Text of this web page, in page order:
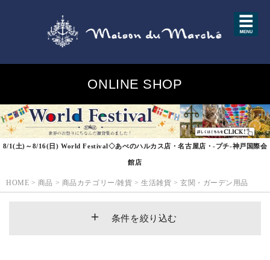
ONLINE SHOP
8/1(土)～8/16(日) World Festival◇あべのハルカス店・名古屋店・-プチ-神戸国際会
館店
HOME > 商品 > 商品カテゴリー/雑貨 >生活雑貨 > 玄関・ガーデン用品
条件を絞り込む